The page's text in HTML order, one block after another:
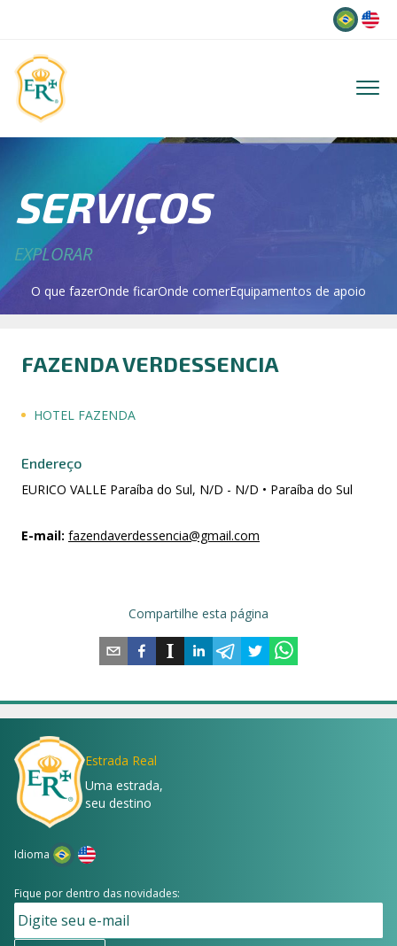
SERVIÇOS
EXPLORAR
O que fazerOnde ficarOnde comerEquipamentos de apoio
FAZENDA VERDESSENCIA
HOTEL FAZENDA
Endereço
EURICO VALLE Paraíba do Sul, N/D - N/D • Paraíba do Sul
E-mail: fazendaverdessencia@gmail.com
Compartilhe esta página
Estrada Real
Uma estrada,
seu destino
Idioma
Fique por dentro das novidades: